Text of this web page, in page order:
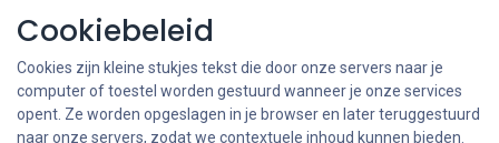
Cookiebeleid
Cookies zijn kleine stukjes tekst die door onze servers naar je
computer of toestel worden gestuurd wanneer je onze services
opent. Ze worden opgeslagen in je browser en later teruggestuurd
naar onze servers, zodat we contextuele inhoud kunnen bieden.